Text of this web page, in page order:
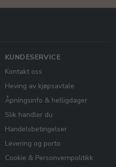
KUNDESERVICE
Kontakt oss
Heving av kjøpsavtale
Åpningsinfo & helligdager
Slik handler du
Handelsbetingelser
Levering og porto
Cookie & Personvernpolitikk